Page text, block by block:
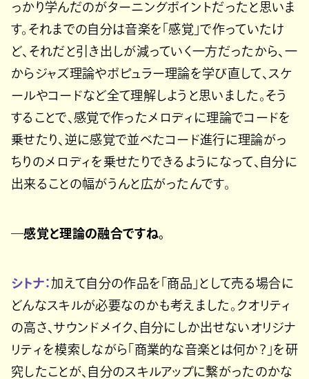
っかり学んだのがターニングポイントだったと思いま
す。それまでの自分は音楽を「感覚」で作っていたけ
ど、それだと引き出しが減っていく一方だったから、一
からジャズ理論やポピュラー理論を学び直して、スケ
ールやコードなど全て理解しようと思いました。そう
することで、感覚で作ったメロディに理論でコードを
乗せたり、逆に感覚で並べたコード進行に理論がっ
ちりのメロディを乗せたりできるようになって、自分に
出来ることの幅がうんと広がったんです。
―感覚と理論の融合ですね。
シトナ：加えて自分の作品を「商品」として売る場合に
どんなスキルが必要なのかも考えました。クオリティ
の高さ、サウンドメイク、自分にしか出せないオリジナ
リティを模索しながら「商業的な音楽とは何か？」を研
究したことが、自分のスキルアップに繋がったのかな